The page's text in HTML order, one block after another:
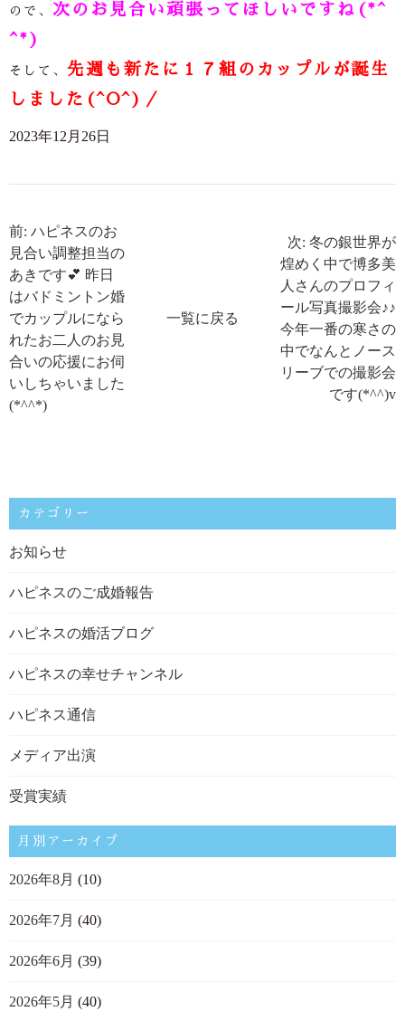
ので、 次のお見合い頑張ってほしいですね(*^
^*)
そして、 先週も新たに１７組のカップルが誕生
しました(^O^)／
2023年12月26日
前: ハピネスのお
見合い調整担当の
あきです💕 昨日
はバドミントン婚
でカップルになら
れたお二人のお見
合いの応援にお伺
いしちゃいました
(*^^*)
一覧に戻る
次: 冬の銀世界が
煌めく中で博多美
人さんのプロフィ
ール写真撮影会♪♪
今年一番の寒さの
中でなんとノース
リーブでの撮影会
です(*^^)v
カテゴリー
お知らせ
ハピネスのご成婚報告
ハピネスの婚活ブログ
ハピネスの幸せチャンネル
ハピネス通信
メディア出演
受賞実績
月別アーカイブ
2026年8月 (10)
2026年7月 (40)
2026年6月 (39)
2026年5月 (40)